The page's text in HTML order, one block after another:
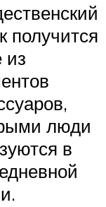
получится
из
люди
в